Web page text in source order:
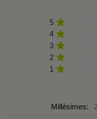
5
4
3
2
1
Millésimes: